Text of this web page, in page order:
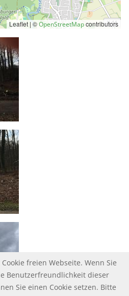
Leaflet | ©OpenStreetMapcontributors
freien Webseite. Wenn Sie
Benutzerfreundlichkeit dieser
Sie einen Cookie setzen. Bitte